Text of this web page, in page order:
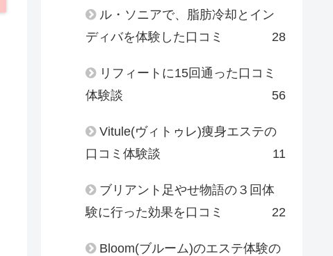
ル・ソニアで、脂肪冷却とイン
ディバを体験した口コミ
28
リフィートに15回通った口コミ
体験談
56
Vitule(ヴィトゥレ)痩身エステの
口コミ体験談
11
ブリアント足やせ物語の３回体
験に行った効果を口コミ
22
Bloom(ブルーム)のエステ体験の